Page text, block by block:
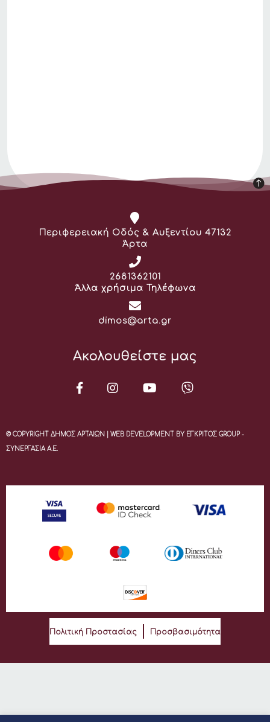
Διεύθυνση:
Περιφερειακή Οδός & Αυξεντίου 47132
Άρτα
Τηλέφωνο:
2681362101
Άλλα χρήσιμα Τηλέφωνα
Email:
dimos@arta.gr
Ακολουθείστε μας
© COPYRIGHT ΔΗΜΟΣ ΑΡΤΑΙΩΝ | WEB DEVELOPMENT BY ΕΓΚΡΙΤΟΣ GROUP -
ΣΥΝΕΡΓΑΣΙΑ Α.Ε.
Πολιτική Προστασίας Προσβασιμότητα